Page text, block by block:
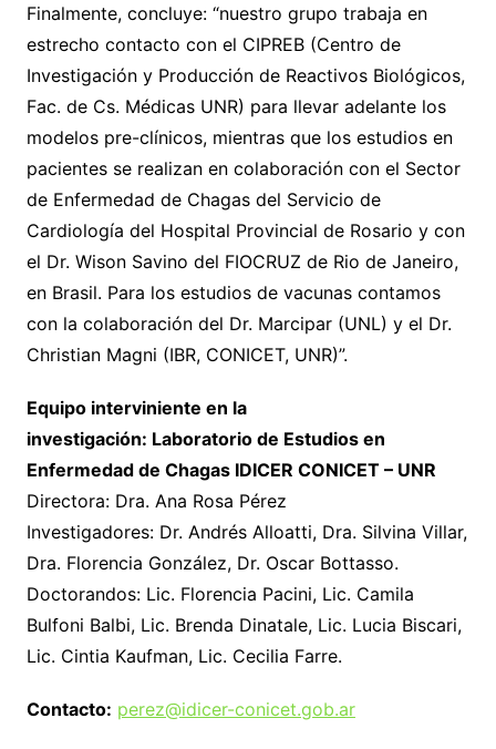
Finalmente, concluye: “nuestro grupo trabaja en
estrecho contacto con el CIPREB (Centro de
Investigación y Producción de Reactivos Biológicos,
Fac. de Cs. Médicas UNR) para llevar adelante los
modelos pre-clínicos, mientras que los estudios en
pacientes se realizan en colaboración con el Sector
de Enfermedad de Chagas del Servicio de
Cardiología del Hospital Provincial de Rosario y con
el Dr. Wison Savino del FIOCRUZ de Rio de Janeiro,
en Brasil. Para los estudios de vacunas contamos
con la colaboración del Dr. Marcipar (UNL) y el Dr.
Christian Magni (IBR, CONICET, UNR)”.
Equipo interviniente en la
investigación: Laboratorio de Estudios en
Enfermedad de Chagas IDICER CONICET – UNR
Directora: Dra. Ana Rosa Pérez
Investigadores: Dr. Andrés Alloatti, Dra. Silvina Villar,
Dra. Florencia González, Dr. Oscar Bottasso.
Doctorandos: Lic. Florencia Pacini, Lic. Camila
Bulfoni Balbi, Lic. Brenda Dinatale, Lic. Lucia Biscari,
Lic. Cintia Kaufman, Lic. Cecilia Farre.
Contacto: perez@idicer-conicet.gob.ar